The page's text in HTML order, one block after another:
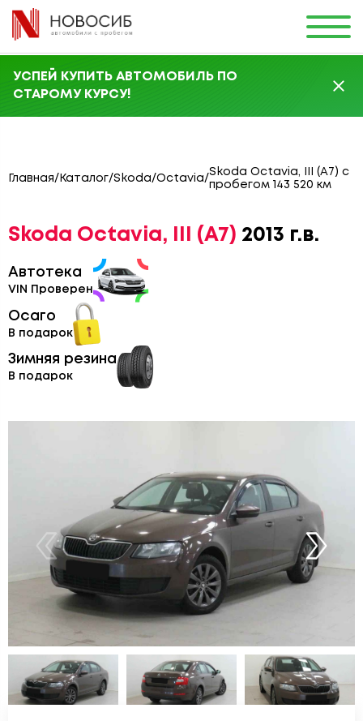
УСПЕЙ КУПИТЬ АВТОМОБИЛЬ ПО
СТАРОМУ КУРСУ!
Главная/ Каталог/Skoda/Octavia/
Skoda Octavia, III (A7) с
пробегом 143 520 км
Skoda Octavia, III (A7) 2013 г.в.
Автотека
VIN Проверен
Осаго
В подарок
Зимняя резина
В подарок